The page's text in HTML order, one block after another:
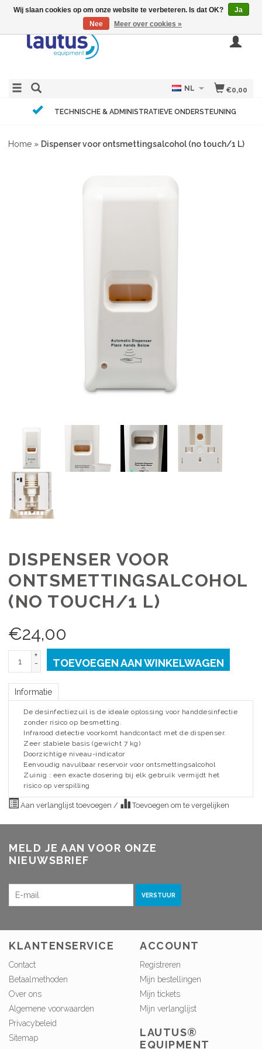
€0,00
NL
TECHNISCHE & ADMINISTRATIEVE ONDERSTEUNING
Home » Dispenser voor ontsmettingsalcohol (no touch/1 L)
DISPENSER VOOR
ONTSMETTINGSALCOHOL
(NO TOUCH/1 L)
€24,00
+
-
TOEVOEGEN AAN WINKELWAGEN
Informatie
De desinfectiezuil is de ideale oplossing voor handdesinfectie
zonder risico op besmetting.
Infrarood detectie voorkomt handcontact met de dispenser.
Zeer stabiele basis (gewicht 7 kg)
Doorzichtige niveau-indicator
Eenvoudig navulbaar reservoir voor ontsmettingsalcohol
Zuinig : een exacte dosering bij elk gebruik vermijdt het
risico op verspilling
Aan verlanglijst toevoegen / Toevoegen om te vergelijken
MELD JE AAN VOOR ONZE
NIEUWSBRIEF
VERSTUUR
KLANTENSERVICE
Contact
Betaalmethoden
Over ons
Algemene voorwaarden
Privacybeleid
Sitemap
ACCOUNT
Registreren
Mijn bestellingen
Mijn tickets
Mijn verlanglijst
LAUTUS®
EQUIPMENT
Wij slaan cookies op om onze website te verbeteren. Is dat OK?
Ja
Nee
Meer over cookies »